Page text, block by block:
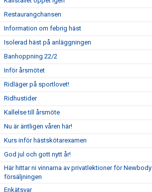
Restaurangchansen
Information om febrig häst
Isolerad häst på anläggningen
Banhoppning 22/2
Inför årsmötet
Ridläger på sportlovet!
Ridhustider
Kallelse till årsmöte
Nu är äntligen våren här!
Kurs inför hästskötarexamen
God jul och gott nytt år!
Här hittar ni vinnarna av privatlektioner för Newbody
försäljningen
Enkätsvar